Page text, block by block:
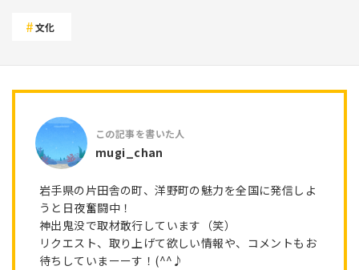
文化
mugi_chan
岩手県の片田舎の町、洋野町の魅力を全国に発信しよ
うと日夜奮闘中！
神出鬼没で取材敢行しています（笑）
リクエスト、取り上げて欲しい情報や、コメントもお
待ちしていまーーす！(^^♪